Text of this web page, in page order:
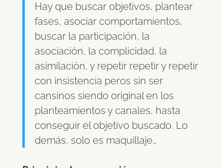
Hay que buscar objetivos, plantear
fases, asociar comportamientos,
buscar la participación, la
asociación, la complicidad, la
asimilación, y repetir repetir y repetir
con insistencia peros sin ser
cansinos siendo original en los
planteamientos y canales, hasta
conseguir el objetivo buscado. Lo
demás, solo es maquillaje…